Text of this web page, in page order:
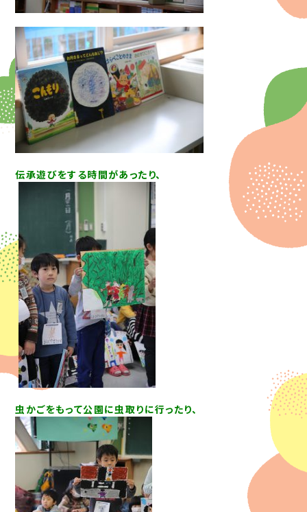
伝承遊びをする時間があったり、
虫かごをもって公園に虫取りに行ったり、